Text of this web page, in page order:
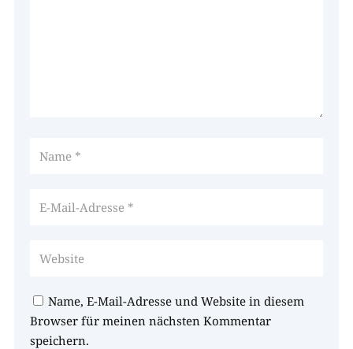
Name, E-Mail-Adresse und Website in diesem
Browser für meinen nächsten Kommentar
speichern.